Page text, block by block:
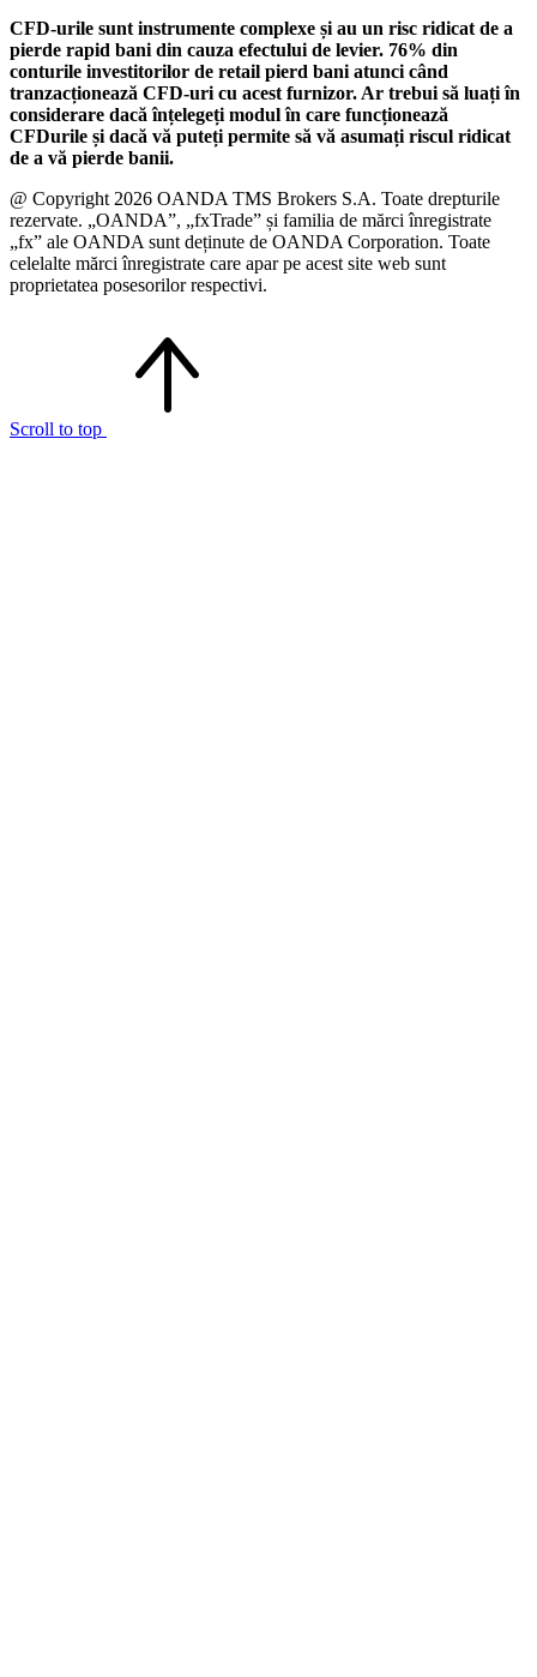
CFD-urile sunt instrumente complexe și au un risc ridicat de a
pierde rapid bani din cauza efectului de levier. 76% din
conturile investitorilor de retail pierd bani atunci când
tranzacționează CFD-uri cu acest furnizor. Ar trebui să luați în
considerare dacă înțelegeți modul în care funcționează
CFDurile și dacă vă puteți permite să vă asumați riscul ridicat
de a vă pierde banii.
@ Copyright 2026 OANDA TMS Brokers S.A. Toate drepturile
rezervate. „OANDA”, „fxTrade” și familia de mărci înregistrate
„fx” ale OANDA sunt deținute de OANDA Corporation. Toate
celelalte mărci înregistrate care apar pe acest site web sunt
proprietatea posesorilor respectivi.
Scroll to top